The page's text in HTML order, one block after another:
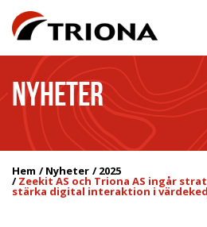
NYHETER
Hem Nyheter 2025
Zeekit AS och Triona AS ingår
stärka digital interaktion i